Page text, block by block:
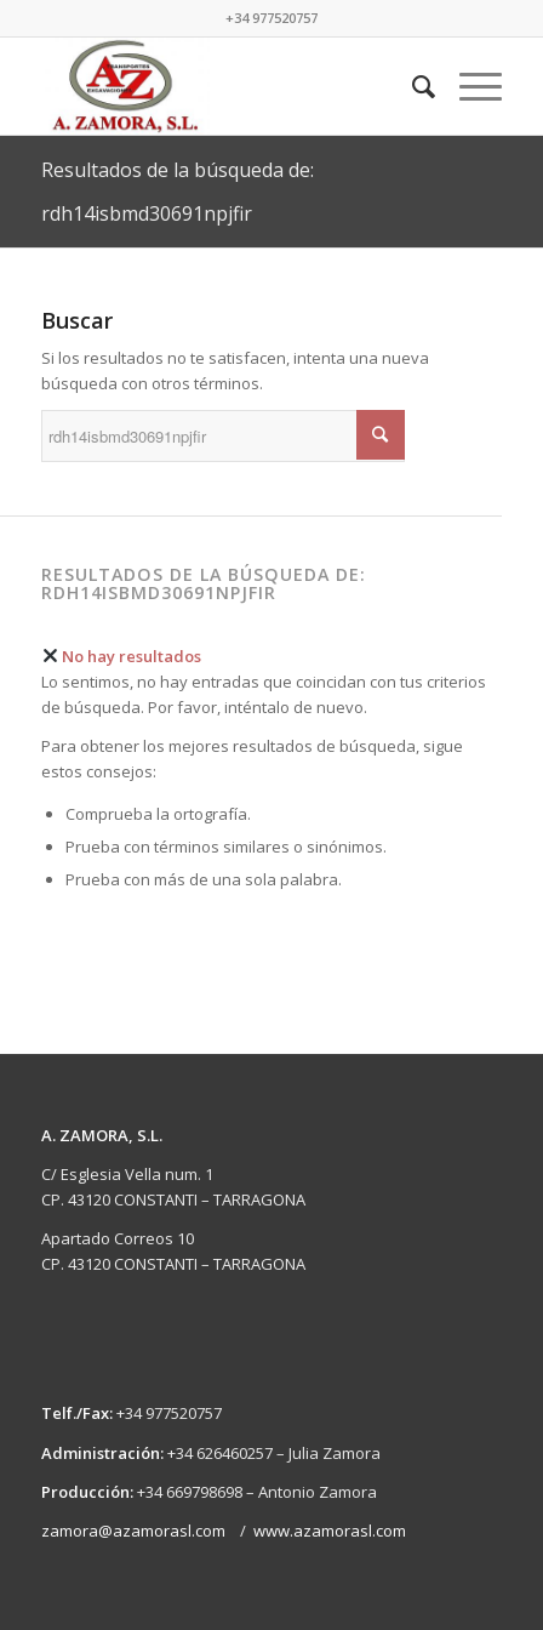
+34 977520757
Resultados de la búsqueda de:
rdh14isbmd30691npjfir
Buscar
Si los resultados no te satisfacen, intenta una nueva
búsqueda con otros términos.
RESULTADOS DE LA BÚSQUEDA DE:
RDH14ISBMD30691NPJFIR
No hay resultados
Lo sentimos, no hay entradas que coincidan con tus criterios
de búsqueda. Por favor, inténtalo de nuevo.
Para obtener los mejores resultados de búsqueda, sigue
estos consejos:
Comprueba la ortografía.
Prueba con términos similares o sinónimos.
Prueba con más de una sola palabra.
A. ZAMORA, S.L.
C/ Esglesia Vella num. 1
CP. 43120 CONSTANTI – TARRAGONA
Apartado Correos 10
CP. 43120 CONSTANTI – TARRAGONA
Telf./Fax:+34 977520757
Administración:+34 626460257 – Julia Zamora
Producción:+34 669798698 – Antonio Zamora
zamora@azamorasl.com / www.azamorasl.com